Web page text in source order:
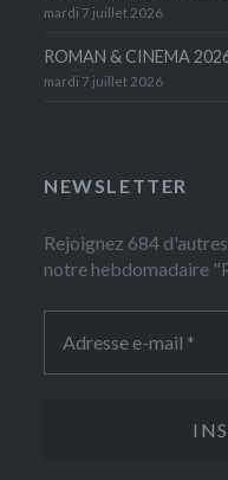
mardi 7 juillet 2026
ROMAN & CINEMA
mardi 7 juillet 2026
NEWSLETTER
Rejoignez 684
notre hebdomadaire